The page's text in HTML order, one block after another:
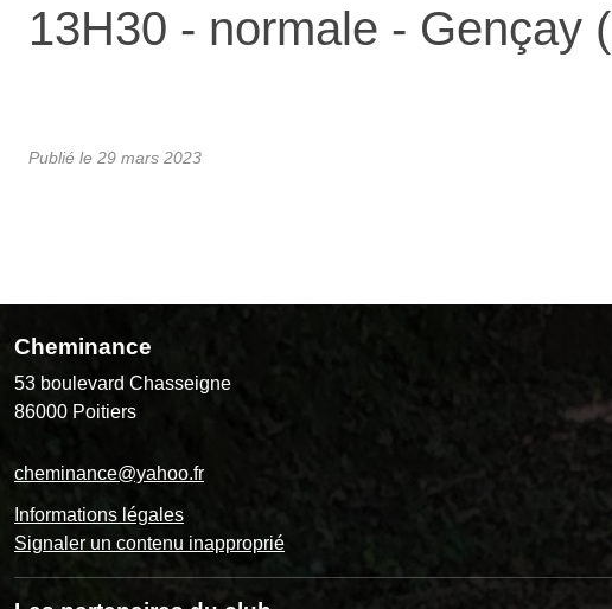
13H30 - normale - Gençay
Publié le 29 mars 2023
Cheminance
53 boulevard Chasseigne
86000 Poitiers
cheminance@yahoo.fr
Informations légales
Signaler un contenu inapproprié